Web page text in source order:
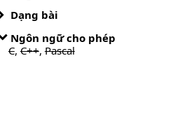
Dạng bài
Ngôn ngữ cho phép
C,C++,Pascal